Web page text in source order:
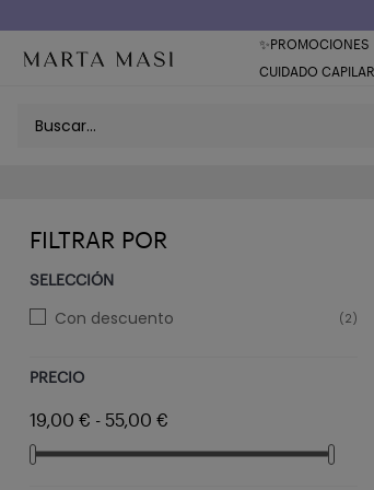
✨PROMOCIONES
CUIDADO CAPILAR
FILTRAR POR
SELECCIÓN
Con descuento (2)
PRECIO
19,00 € - 55,00 €